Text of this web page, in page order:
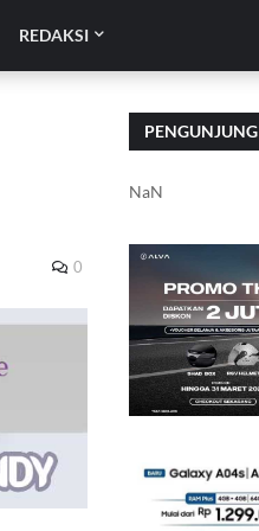
REDAKSI
0
PENGUNJUNG
NaN